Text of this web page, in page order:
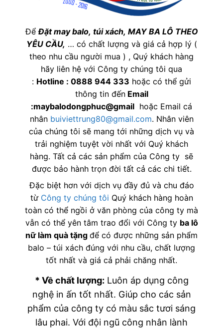
ĐểĐặt may balo, túi xách, MAY BA LÔ THEO
YÊU CẦU, … có chất lượng và giá cả hợp lý (
theo nhu cầu người mua ) , Quý khách hàng
hãy liên hệ với Công ty chúng tôi qua
: Hotline : 0888 944 333 hoặc có thể gửi
thông tin đếnEmail
:maybalodongphuc@gmail hoặc Email cá
nhân buiviettrung80@gmail.com. Nhân viên
của chúng tôi sẽ mang tới những dịch vụ và
trải nghiệm tuyệt vời nhất với Quý khách
hàng. Tất cả các sản phẩm của Công ty sẽ
được bảo hành trọn đời tất cả các chi tiết.
Đặc biệt hơn với dịch vụ đầy đủ và chu đáo
từ Công ty chúng tôi Quý khách hàng hoàn
toàn có thể ngồi ở văn phòng của công ty mà
vẫn có thể yên tâm trao đổi với Công ty ba lô
nữ làm quà tặng để có được những sản phẩm
balo – túi xách đúng với nhu cầu, chất lượng
tốt nhất và giá cả phải chăng nhất.
* Về chất lượng: Luôn áp dụng công
nghệ in ấn tốt nhất. Giúp cho các sản
phẩm của công ty có màu sắc tươi sáng
lâu phai. Với đội ngũ công nhân lành